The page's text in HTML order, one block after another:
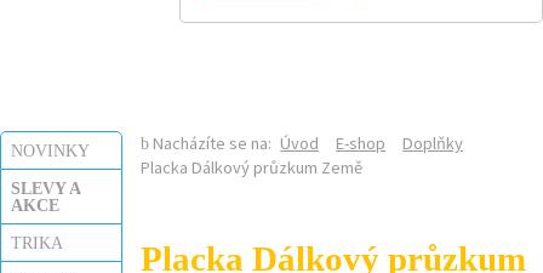
NOVINKY
SLEVY A
AKCE
TRIKA
Nacházíte se na: Úvod E-shop
Doplňky
Placka Dálkový průzkum Země
Placka Dálkový průzkum